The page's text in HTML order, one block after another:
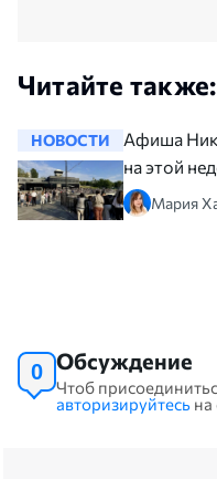
Читайте также:
НОВОСТИ
Афиша
на этой
Мария
0 Обсуждение
Чтоб
авторизируйтесь на